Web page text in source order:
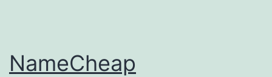
NameCheap